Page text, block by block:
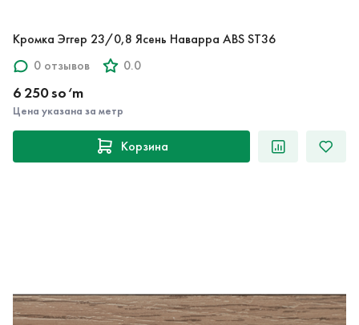
Кромка Эггер 23/0,8 Ясень Наварра ABS ST36
0 отзывов
0.0
6 250 so‘m
Цена указана за метр
Корзина